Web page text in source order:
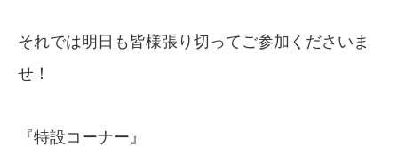
それでは明日も皆様張り切ってご参加くださいま
せ！
『特設コーナー』